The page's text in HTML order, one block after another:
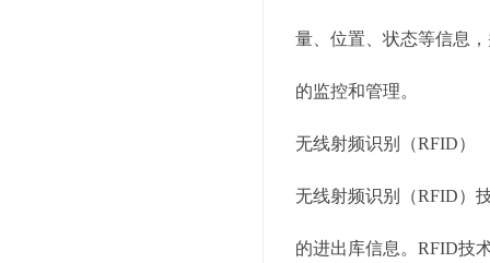
量、位置、状态等信息
的监控和管理。
无线射频识别（RFID）
无线射频识别（RFID）
的进出库信息。RFID技